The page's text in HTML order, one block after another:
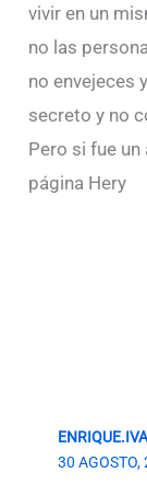
vivir en un
no las
no envejeces
secreto y no
Pero si fue
página Hery
30